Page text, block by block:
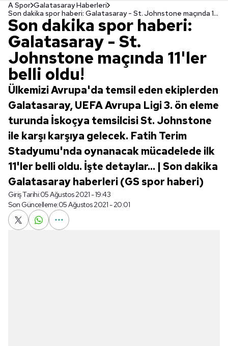
A Spor Galatasaray Haberleri
Son dakika spor haberi: Galatasaray - St. Johnstone maçında 11'ler belli oldu!
Son dakika spor haberi:
Galatasaray - St.
Johnstone maçında 11'ler
belli oldu!
Ülkemizi Avrupa'da temsil eden ekiplerden
Galatasaray, UEFA Avrupa Ligi 3. ön eleme
turunda İskoçya temsilcisi St. Johnstone
ile karşı karşıya gelecek. Fatih Terim
Stadyumu'nda oynanacak mücadelede ilk
11'ler belli oldu. İşte detaylar... | Son dakika
Galatasaray haberleri (GS spor haberi)
Giriş Tarihi:05 Ağustos 2021 - 19:43
Son Güncelleme:05 Ağustos 2021 - 20:01